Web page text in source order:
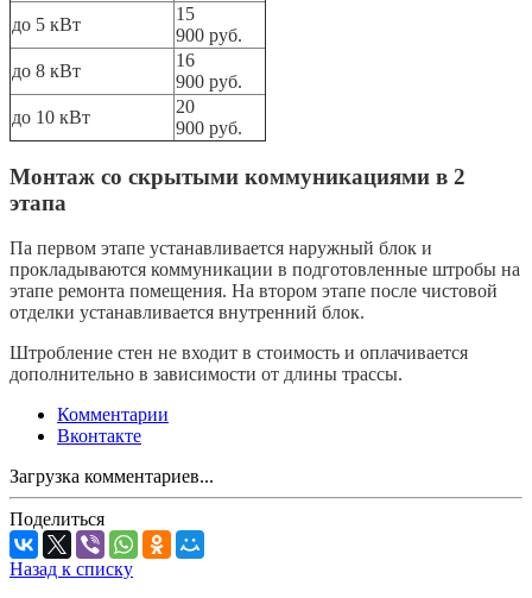
до 5 кВт
15
900 руб.
до 8 кВт
16
900 руб.
до 10 кВт
20
900 руб.
Монтаж со скрытыми коммуникациями в 2
этапа
Па первом этапе устанавливается наружный блок и
прокладываются коммуникации в подготовленные штробы на
этапе ремонта помещения. На втором этапе после чистовой
отделки устанавливается внутренний блок.
Штробление стен не входит в стоимость и оплачивается
дополнительно в зависимости от длины трассы.
Комментарии
Вконтакте
Загрузка комментариев...
Поделиться
Назад к списку